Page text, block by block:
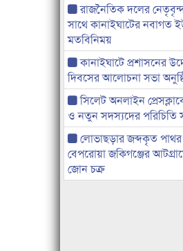
রাজনৈতিক দলের
সাথে কানাইঘাটের নবাগত
মতবিনিময়
কানাইঘাটে প্রশাসনের
দিবসের আলোচনা সভা
সিলেট অনলাইন
ও নতুন সদস্যদের পরিচিতি
লোভাছড়ার জব্দকৃত পাথর
বেপরোয়া জকিগঞ্জের
জোন চক্র